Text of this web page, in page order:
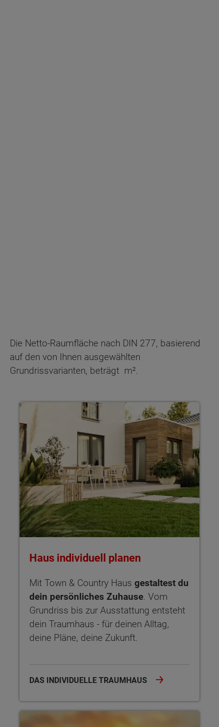
Die Netto-Raumfläche nach DIN 277, basierend
auf den von Ihnen ausgewählten
Grundrissvarianten, beträgt m².
Haus individuell planen Mit Town & Country Haus gestaltest
Haus individuell planen
Mit Town & Country Haus gestaltest du
dein persönliches Zuhause. Vom
Grundriss bis zur Ausstattung entsteht
dein Traumhaus - für deinen Alltag,
deine Pläne, deine Zukunft.
DAS INDIVIDUELLE TRAUMHAUS
Sicherheit garantiert Der Hausbau-Schutzbrief bietet dir